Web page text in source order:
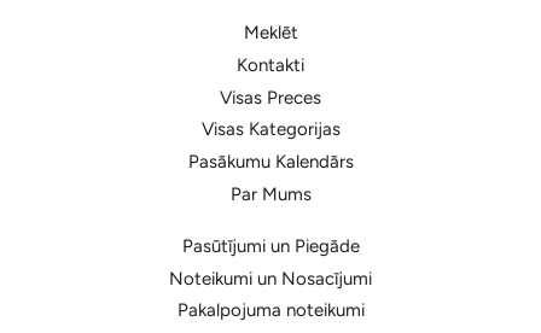
Meklēt
Kontakti
Visas Preces
Visas Kategorijas
Pasākumu Kalendārs
Par Mums
Pasūtījumi un Piegāde
Noteikumi un Nosacījumi
Pakalpojuma noteikumi